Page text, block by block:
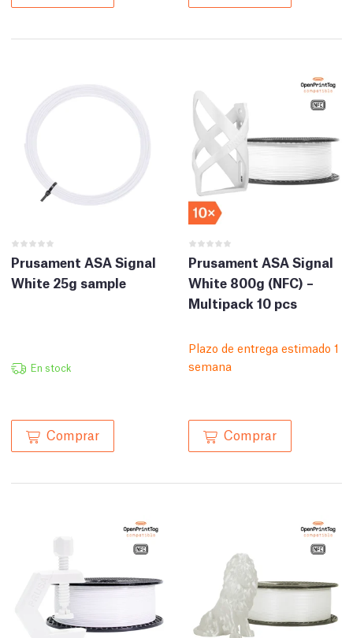
Prusament ASA Signal
White 25g sample
En stock
Comprar
Prusament ASA Signal
White 800g (NFC) –
Multipack 10 pcs
Plazo de entrega estimado 1
semana
Comprar